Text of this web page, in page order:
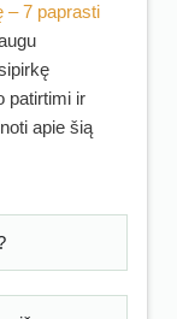
– 7 paprasti
patirtimi ir
apie šią